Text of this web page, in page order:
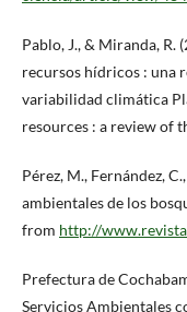
Pablo, J., & Miranda, R.
recursos hídricos : una
variabilidad climática
resources : a review of
Pérez, M., Fernández,
ambientales de los
from http://
Prefectura de
Servicios Ambientales